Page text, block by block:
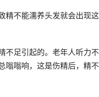
精不能濡养头发就会出现
不足引起的。老年人听力
嗡嗡响，这是伤精后，精